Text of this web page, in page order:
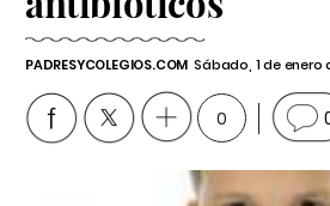
PADRESYCOLEGIOS.COM Sábado, 1 de enero
0